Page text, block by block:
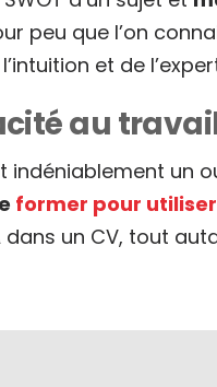
peu que l’on
et de
au
indéniablement un
former pour utiliser
un CV, tout